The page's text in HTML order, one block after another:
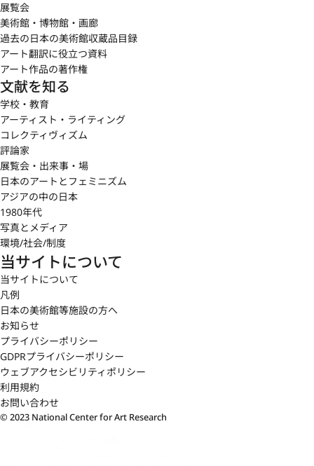
展覧会
美術館・博物館・画廊
過去の日本の美術館収蔵品目録
アート翻訳に役立つ資料
アート作品の著作権
文献を知る
学校・教育
アーティスト・ライティング
コレクティヴィズム
評論家
展覧会・出来事・場
日本のアートとフェミニズム
アジアの中の日本
1980年代
写真とメディア
環境/社会/制度
当サイトについて
当サイトについて
凡例
日本の美術館等施設の方へ
お知らせ
プライバシーポリシー
GDPRプライバシーポリシー
ウェブアクセシビリティポリシー
利用規約
お問い合わせ
© 2023 National Center for Art Research